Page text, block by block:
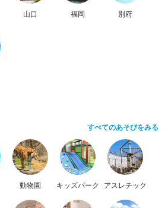
山口 福岡 別府
すべてのあそびをみる
動物園 キッズパーク アスレチック